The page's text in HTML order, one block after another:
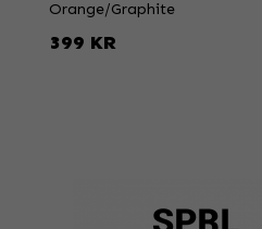
Orange/Graphite
399 KR